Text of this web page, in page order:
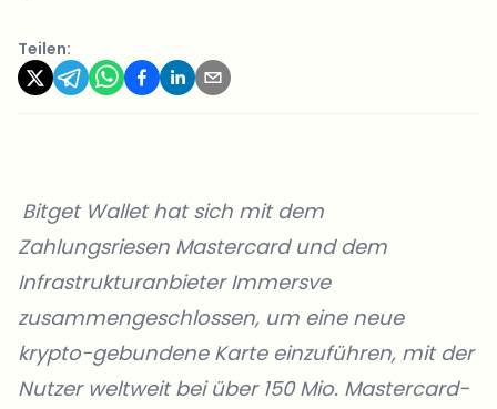
Teilen:
Bitget Wallethat sich mit dem
Zahlungsriesen Mastercard und dem
InfrastrukturanbieterImmersve
zusammengeschlossen, um eine neue
krypto-gebundene Karte einzuführen, mit der
Nutzer weltweit bei über 150 Mio. Mastercard-